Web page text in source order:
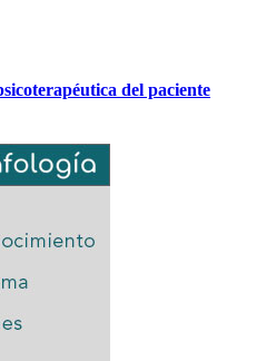
del paciente